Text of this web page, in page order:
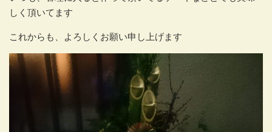
しく頂いてます
これからも、よろしくお願い申し上げます